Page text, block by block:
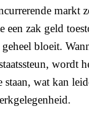
markt
zak geld
bloeit.
wordt
wat kan